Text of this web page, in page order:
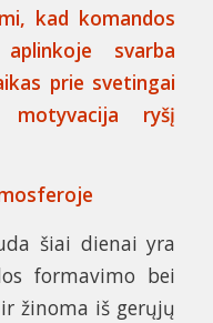
kad komandos
svarba
prie svetingai
ryšį
šiai dienai yra
formavimo bei
žinoma iš gerųjų